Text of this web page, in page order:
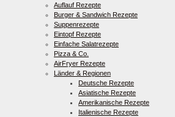
Auflauf Rezepte
Burger & Sandwich Rezepte
Suppenrezepte
Eintopf Rezepte
Einfache Salatrezepte
Pizza & Co.
AirFryer Rezepte
Länder & Regionen
Deutsche Rezepte
Asiatische Rezepte
Amerikanische Rezepte
Italienische Rezepte